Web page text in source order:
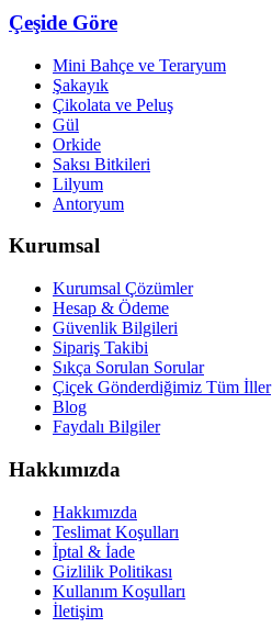
Çeşide Göre
Mini Bahçe ve Teraryum
Şakayık
Çikolata ve Peluş
Gül
Orkide
Saksı Bitkileri
Lilyum
Antoryum
Kurumsal
Kurumsal Çözümler
Hesap & Ödeme
Güvenlik Bilgileri
Sipariş Takibi
Sıkça Sorulan Sorular
Çiçek Gönderdiğimiz Tüm İller
Blog
Faydalı Bilgiler
Hakkımızda
Hakkımızda
Teslimat Koşulları
İptal & İade
Gizlilik Politikası
Kullanım Koşulları
İletişim